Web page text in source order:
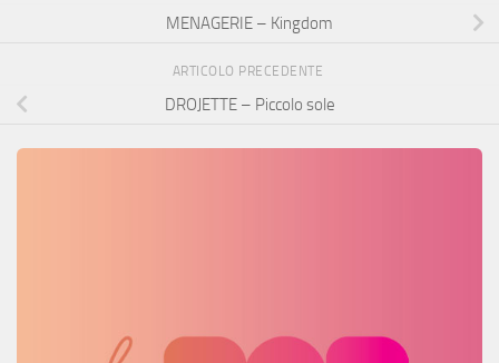
MENAGERIE – Kingdom
ARTICOLO PRECEDENTE
DROJETTE – Piccolo sole